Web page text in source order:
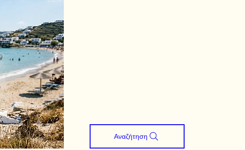
Αναζήτηση